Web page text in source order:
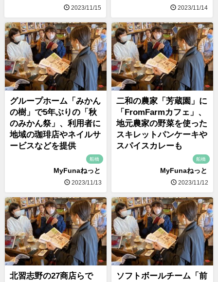
2023/11/15 2023/11/14
グループホーム「みかん
の樹」で5年ぶりの「秋
のみかん祭」、利用者に
地域の珈琲店やネイルサ
ービスなどを提供
船橋
MyFunaねっと
2023/11/13
二和の農家「芳蔵園」に
「FromFarmカフェ」、
地元農家の野菜を使った
スキレットパンケーキや
スパイスカレーも
船橋
MyFunaねっと
2023/11/12
北習志野の27商店らで
ソフトボールチーム「前